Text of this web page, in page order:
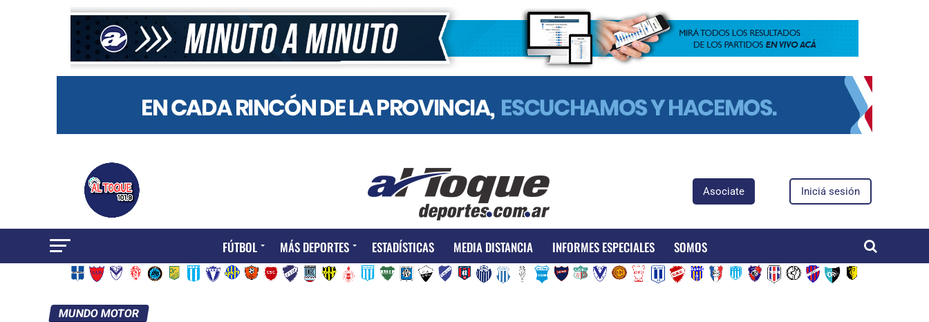
Asociate Iniciá sesión
FÚTBOL MÁS DEPORTES ESTADÍSTICAS MEDIA DISTANCIA INFORMES ESPECIALES SOMOS
MUNDO MOTOR